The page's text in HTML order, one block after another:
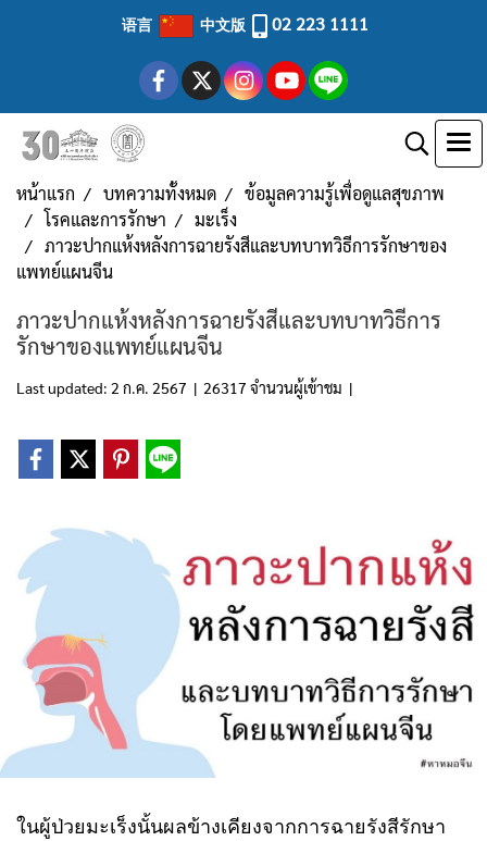
语言 中文版 02 223 1111
หน้าแรก บทความทั้งหมด
ข้อมูลความรู้เพื่อดูแลสุขภาพ
โรคและการรักษา
มะเร็ง
ภาวะปากแห้งหลังการฉายรังสีและบทบาทวิธีการรักษาของ
แพทย์แผนจีน
ภาวะปากแห้งหลังการฉายรังสีและบทบาทวิธีการ
รักษาของแพทย์แผนจีน
Last updated: 2 ก.ค. 2567 | 26317 จำนวนผู้เข้าชม |
ในผู้ป่วยมะเร็งนั้นผลข้างเคียงจากการฉายรังสีรักษา